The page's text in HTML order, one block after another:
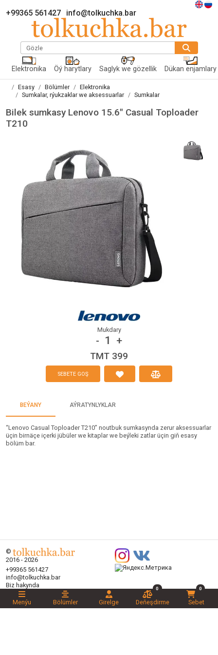
+99365 561427 info@tolkuchka.bar
Gözle
Elektronika Öý harytlary Saglyk we gözellik Dükan enjamlary
Esasy Bölümler
Elektronika
Sumkalar, rýukzaklar we aksessuarlar
Sumkalar
Bilek sumkasy Lenovo 15.6" Casual Toploader
T210
Mukdary
- 1 +
TMT 399
SEBETE GOŞ
BEÝANY AÝRATYNLYKLAR
“Lenovo Casual Toploader T210” noutbuk sumkasynda zerur aksessuarlar
üçin birnäçe içerki jübüler we kitaplar we beýleki zatlar üçin giň esasy
bölüm bar.
©
2016 - 2026
+99365 561427
info@tolkuchka.bar
Biz hakynda
Eltip bermek
Makalalar
Brendler
Menýu Bölümler Girelge
0
Deňeşdirme
0
Sebet